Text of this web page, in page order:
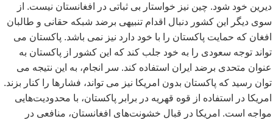
دیرین خود شود. چین نیز خواستار بی ثباتی در افغانستان نیست. از
سوی دیگر این کشور دنبال اقدام تنبیهی برضد شبکه حقانی و طالبان
افغان که حمایت پاکستان را با خود دارد نیز نمی باشد. پاکستان می
تواند توجه سعودی را به خود جلب کند که این کشور از پاکستان به
عنوان متحدی برضد ایران استفاده کند. سر انجام، به این نتیجه می
توان رسید که پاکستان بدون امریکا نیز می تواند، فشارها را کنار بزند.
امریکا در استفاده از قوه قهریه در برابر پاکستان، با محدودیتهایی
مواجه است. امریکا در قبال خشونتهای افغانستان، منافعی در